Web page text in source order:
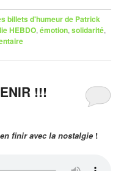
billets d'humeur de Patrick
HEBDO,émotion,solidarité,
!!!
en finir avec la nostalgie!